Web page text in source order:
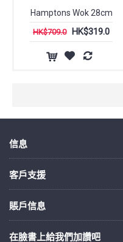
Hamptons Wok 28cm
HK$709.0 HK$319.0
信息
客戶支援
賬戶信息
在臉書上給我們加讚吧